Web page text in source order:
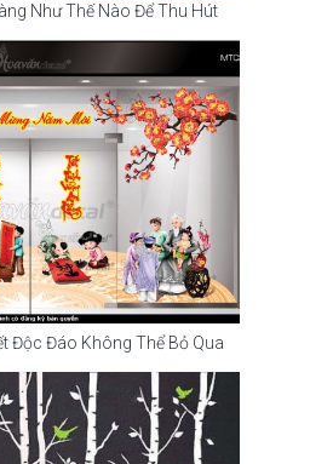
Như Thế Nào Để Thu Hút
Độc Đáo Không Thể Bỏ Qua